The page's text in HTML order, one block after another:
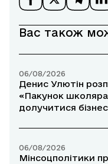
Вас також
06/08/2026
Денис Улютін
«Пакунок
долучитися
06/08/2026
Мінсоцполітики